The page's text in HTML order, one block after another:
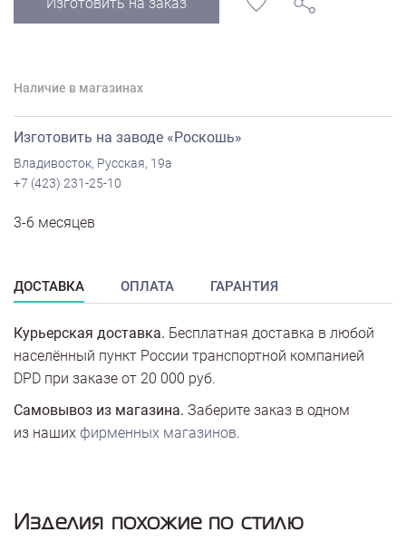
Наличие в магазинах
Изготовить на заводе «Роскошь»
Владивосток, Русская, 19а
+7 (423) 231-25-10
3-6 месяцев
ДОСТАВКА ОПЛАТА ГАРАНТИЯ
Курьерская доставка. Бесплатная доставка в любой
населённый пункт России транспортной компанией
DPD при заказе от 20 000 руб.
Самовывоз из магазина. Заберите заказ в одном
из наших фирменных магазинов.
Изделия похожие по стилю